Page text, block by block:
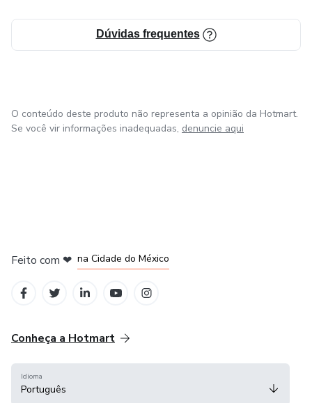
Dúvidas frequentes
O conteúdo deste produto não representa a opinião da Hotmart.
Se você vir informações inadequadas, denuncie aqui
Feito com ❤ na Cidade do México
Conheça a Hotmart
Idioma
Português